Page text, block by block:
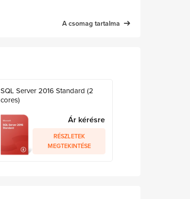
A csomag tartalma
SQL Server 2016 Standard (2
cores)
Ár kérésre
RÉSZLETEK
MEGTEKINTÉSE